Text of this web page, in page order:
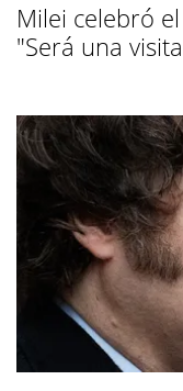
Milei celebró
"Será una